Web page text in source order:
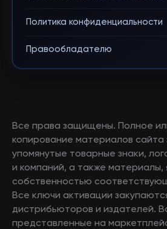
Политика конфиденциальности
Правообладателю
Все права защищены. Полное
копирование материалов
упомянутые товарные знаки,
и компаний, а также материалы,
собственностью
Все ключи активации
дистрибьюторов и издателей.
представленные на